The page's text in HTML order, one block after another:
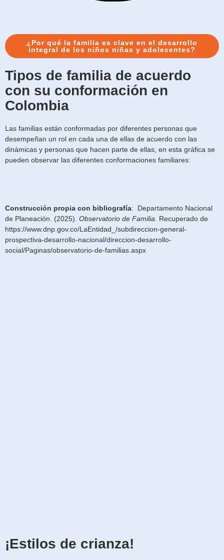
¿Por qué la familia es clave en el desarrollo
integral de los niños niñas y adolecentes?
Tipos de familia de acuerdo
con su conformación en
Colombia
Las familias están conformadas por diferentes personas que
desempeñan un rol en cada una de ellas de acuerdo con las
dinámicas y personas que hacen parte de ellas, en esta gráfica se
pueden observar las diferentes conformaciones familiares:
Construcción propia con bibliografía: Departamento Nacional
de Planeación. (2025). Observatorio de Familia . Recuperado de
https://www.dnp.gov.co/LaEntidad_/subdireccion-general-
prospectiva-desarrollo-nacional/direccion-desarrollo-
social/Paginas/observatorio-de-familias.aspx
¡Estilos de crianza!